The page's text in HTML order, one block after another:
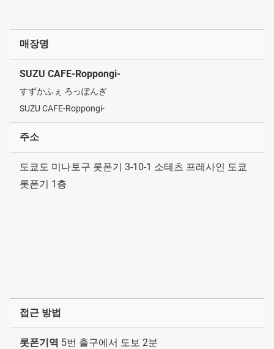
매장명
SUZU CAFE-Roppongi-
すずかふぇ ろっぽんぎ
SUZU CAFE-Roppongi-
주소
도쿄도 미나토구 롯폰기 3-10-1 소테츠 프레사인 도쿄
롯폰기 1층
접근 방법
롯폰기역 5번 출구에서 도보 2분